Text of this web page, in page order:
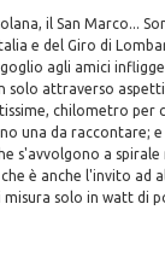
il San Marco...
e del Giro di
agli amici
solo attraverso
chilometro per
una da raccontare;
s'avvolgono a spirale
è anche l'invito ad
solo in watt di